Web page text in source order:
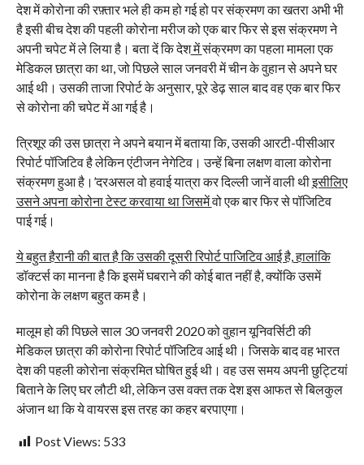
देश में कोरोना की रफ़्तार भले ही कम हो गई हो पर संक्रमण का खतरा अभी भी
है इसी बीच देश की पहली कोरोना मरीज को एक बार फिर से इस संक्रमण ने
अपनी चपेट में ले लिया है। बता दें कि देशमेंसंक्रमण का पहला मामला एक
मेडिकल छात्रा का था, जो पिछले साल जनवरी में चीन के वुहान से अपने घर
आई थी। उसकी ताजा रिपोर्ट के अनुसार, पूरे डेढ़ साल बाद वह एक बार फिर
से कोरोना की चपेट में आ गई है।
त्रिशूर की उस छात्रा ने अपने बयान में बताया कि, उसकी आरटी-पीसीआर
रिपोर्ट पॉजिटिव है लेकिन एंटीजन नेगेटिव। उन्हें बिना लक्षण वाला कोरोना
संक्रमण हुआ है।’दरअसल वो हवाई यात्रा कर दिल्ली जानें वाली थीइसीलिए
उसने अपना कोरोना टेस्ट करवाया थाजिसमेंवो एक बार फिर से पॉजिटिव
पाई गई।
ये बहुत हैरानी की बात है कि उसकी दूसरी रिपोर्ट पाजिटिव आई है, हालांकि
डॉक्टर्स का मानना है कि इसमें घबराने की कोई बात नहीं है, क्योंकि उसमें
कोरोना के लक्षण बहुत कम है।
मालूम हो की पिछले साल 30 जनवरी 2020 को वुहान यूनिवर्सिटी की
मेडिकल छात्रा की कोरोना रिपोर्ट पॉजिटिव आई थी। जिसके बाद वह भारत
देश की पहली कोरोना संक्रमित घोषित हुई थी। वह उस समय अपनी छुट्टियां
बिताने के लिए घर लौटी थी, लेकिन उस वक्त तक देश इस आफत से बिलकुल
अंजान था कि ये वायरस इस तरह का कहर बरपाएगा।
Post Views: 533